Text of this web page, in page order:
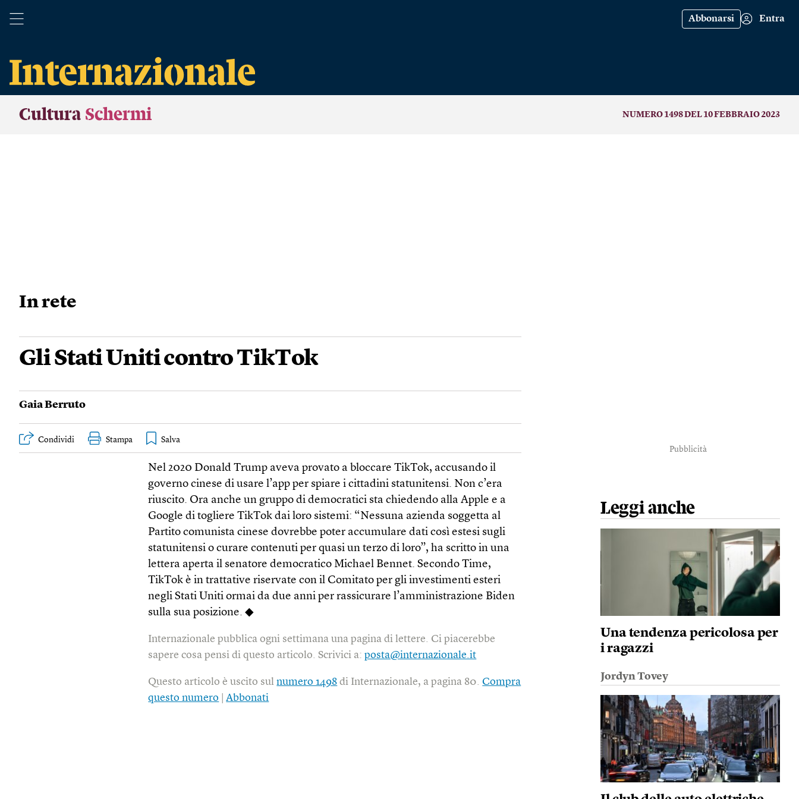
Abbonarsi Entra
Cultura Schermi NUMERO 1498 DEL 10 FEBBRAIO 2023
In rete
Gli Stati Uniti contro TikTok
Gaia Berruto
Condividi Stampa
Nel 2020 Donald Trump aveva provato a bloccare TikTok, accusando il
governo cinese di usare l’app per spiare i cittadini statunitensi. Non c’era
riuscito. Ora anche un gruppo di democratici sta chiedendo alla Apple e a
Google di togliere TikTok dai loro sistemi: “Nessuna azienda soggetta al
Partito comunista cinese dovrebbe poter accumulare dati così estesi sugli
statunitensi o curare contenuti per quasi un terzo di loro”, ha scritto in una
lettera aperta il senatore democratico Michael Bennet. Secondo Time,
TikTok è in trattative riservate con il Comitato per gli investimenti esteri
negli Stati Uniti ormai da due anni per rassicurare l’amministrazione Biden
sulla sua posizione. ◆
Internazionale pubblica ogni settimana una pagina di lettere. Ci piacerebbe
sapere cosa pensi di questo articolo. Scrivici a:posta@internazionale.it
Questo articolo è uscito sulnumero 1498 di Internazionale, a pagina 80.Compra
questo numero |Abbonati
Pubblicità
Leggi anche
Una tendenza pericolosa per
i ragazzi
Jordyn Tovey